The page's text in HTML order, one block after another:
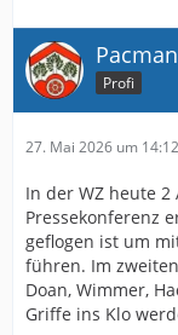
Pacman
Profi
27. Mai 2026 um 14:12
In der WZ heute
Pressekonferenz
geflogen ist um
führen. Im
Doan, Wimmer,
Griffe ins Klo